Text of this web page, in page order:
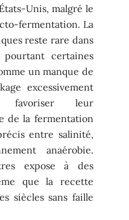
Unis, malgré le
fermentation. La
reste rare dans
certaines
un manque de
excessivement
favoriser leur
de la fermentation
entre salinité,
anaérobie.
expose à des
que la recette
siècles sans faille